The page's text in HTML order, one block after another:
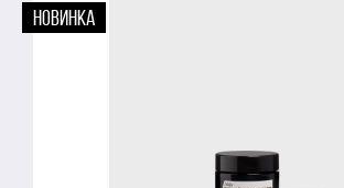
НОВИНКА